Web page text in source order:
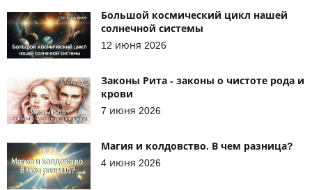
Большой космический цикл нашей
солнечной системы
12 июня 2026
Законы Рита - законы о чистоте рода и
крови
7 июня 2026
Магия и колдовство. В чем разница?
4 июня 2026